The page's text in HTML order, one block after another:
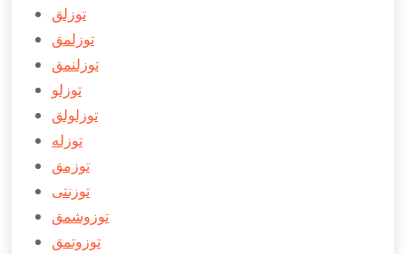
توزلق
توزلمق
توزلنمق
توزلو
توزلولق
توزله
توزمق
توزنتی
توزوشمق
توزوتمق